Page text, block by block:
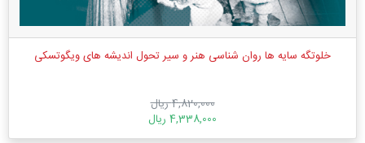
خلوتگه سایه ها روان شناسی هنر و سیر تحول اندیشه های ویگوتسکی
4,820,000 ریال
4,338,000 ریال